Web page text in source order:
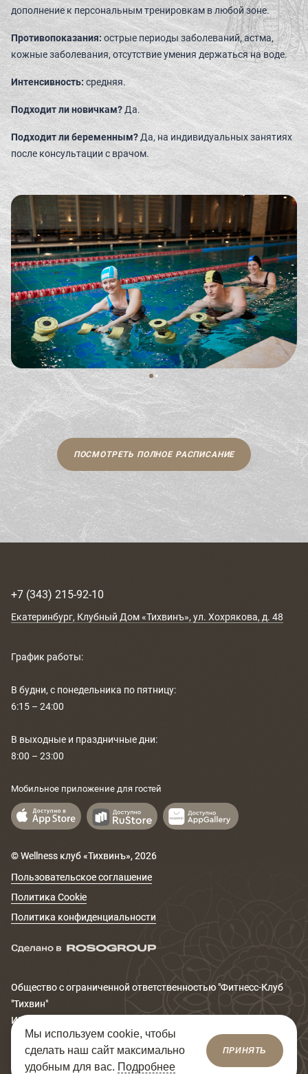
ВЕЛНЕС-ПОДАРКИ
дополнение к персональным тренировкам в любой зоне.
Противопоказания: острые периоды заболеваний, астма,
кожные заболевания, отсутствие умения держаться на воде.
Интенсивность:средняя.
Подходит ли новичкам?Да.
Подходит ли беременным? Да, на индивидуальных занятиях
после консультации с врачом.
ПОСМОТРЕТЬ ПОЛНОЕ РАСПИСАНИЕ
+7 (343) 215-92-10
Екатеринбург, Клубный Дом «Тихвинъ», ул. Хохрякова, д. 48
График работы:
В будни, с понедельника по пятницу:
6:15 – 24:00
В выходные и праздничные дни:
8:00 – 23:00
Мобильное приложение для гостей
© Wellness клуб «Тихвинъ», 2026
Пользовательское соглашение
Политика Cookie
Политика конфиденциальности
Общество с ограниченной ответственностью "Фитнеcс-Клуб
"Тихвин"
ИНН 6671167320
Юридический адрес: 620014, Свердловская обл., г.
Екатеринбург, ул. Сакко и Ванцетти, д.99
Мы используем cookie, чтобы
сделать наш сайт максимально
удобным для вас. Подробнее
ПРИНЯТЬ